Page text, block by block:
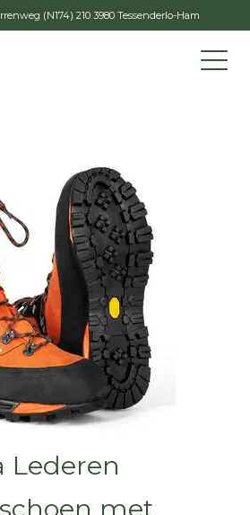
(N174) 210 3980 Tessenderlo-Ham
Lederen
met